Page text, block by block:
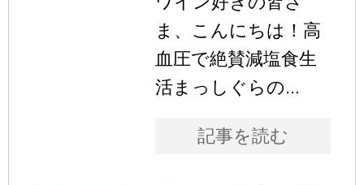
ま、こんにちは！高
血圧で絶賛減塩食生
活まっしぐらの...
記事を読む